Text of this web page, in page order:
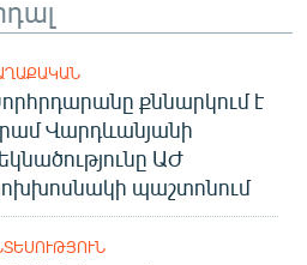
քննարկում է
Վարդևանյանի
ԱԺ
պաշտոնում